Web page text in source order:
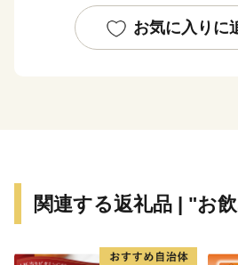
の栽培が盛んです。
新たな取り組みとして、町の魅
など）」、「食（すったて、呉汁
る地域資源を掘り起こし、川島町
お気に入りに
関連する返礼品 | "お